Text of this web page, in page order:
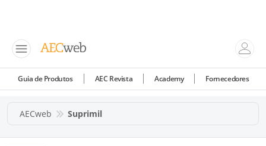
Guia de Produtos AEC Revista Academy Fornecedores
AECweb Suprimil